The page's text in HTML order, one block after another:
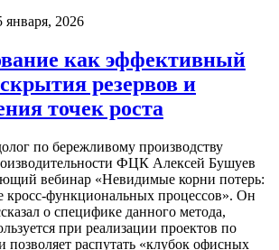
января, 2026
как эффективный
резервов и
точек роста
по бережливому производству
ФЦК Алексей Бушуев
вебинар «Невидимые корни потерь:
кросс-функциональных процессов». Он
о специфике данного метода,
при реализации проектов по
позволяет распутать «клубок офисных